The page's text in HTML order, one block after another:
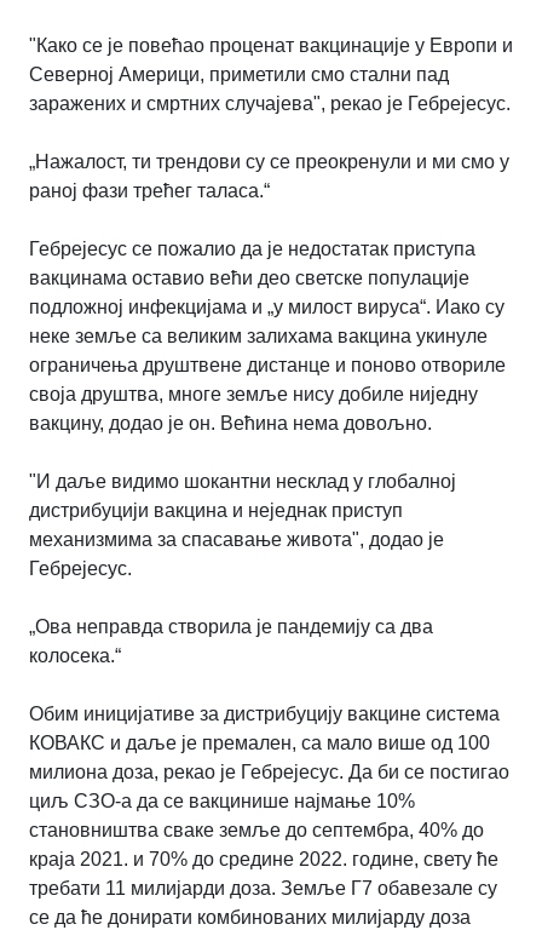
"Како се је повећао проценат вакцинације у Европи и
Северној Америци, приметили смо стални пад
заражених и смртних случајева", рекао је Гебрејесус.
„Нажалост, ти трендови су се преокренули и ми смо у
раној фази трећег таласа.“
Гебрејесус се пожалио да је недостатак приступа
вакцинама оставио већи део светске популације
подложној инфекцијама и „у милост вируса“. Иако су
неке земље са великим залихама вакцина укинуле
ограничења друштвене дистанце и поново отвориле
своја друштва, многе земље нису добиле ниједну
вакцину, додао је он. Већина нема довољно.
"И даље видимо шокантни несклад у глобалној
дистрибуцији вакцина и неједнак приступ
механизмима за спасавање живота", додао је
Гебрејесус.
„Ова неправда створила је пандемију са два
колосека.“
Обим иницијативе за дистрибуцију вакцине система
КОВАКС и даље је премален, са мало више од 100
милиона доза, рекао је Гебрејесус. Да би се постигао
циљ СЗО-а да се вакцинише најмање 10%
становништва сваке земље до септембра, 40% до
краја 2021. и 70% до средине 2022. године, свету ће
требати 11 милијарди доза. Земље Г7 обавезале су
се да ће донирати комбинованих милијарду доза